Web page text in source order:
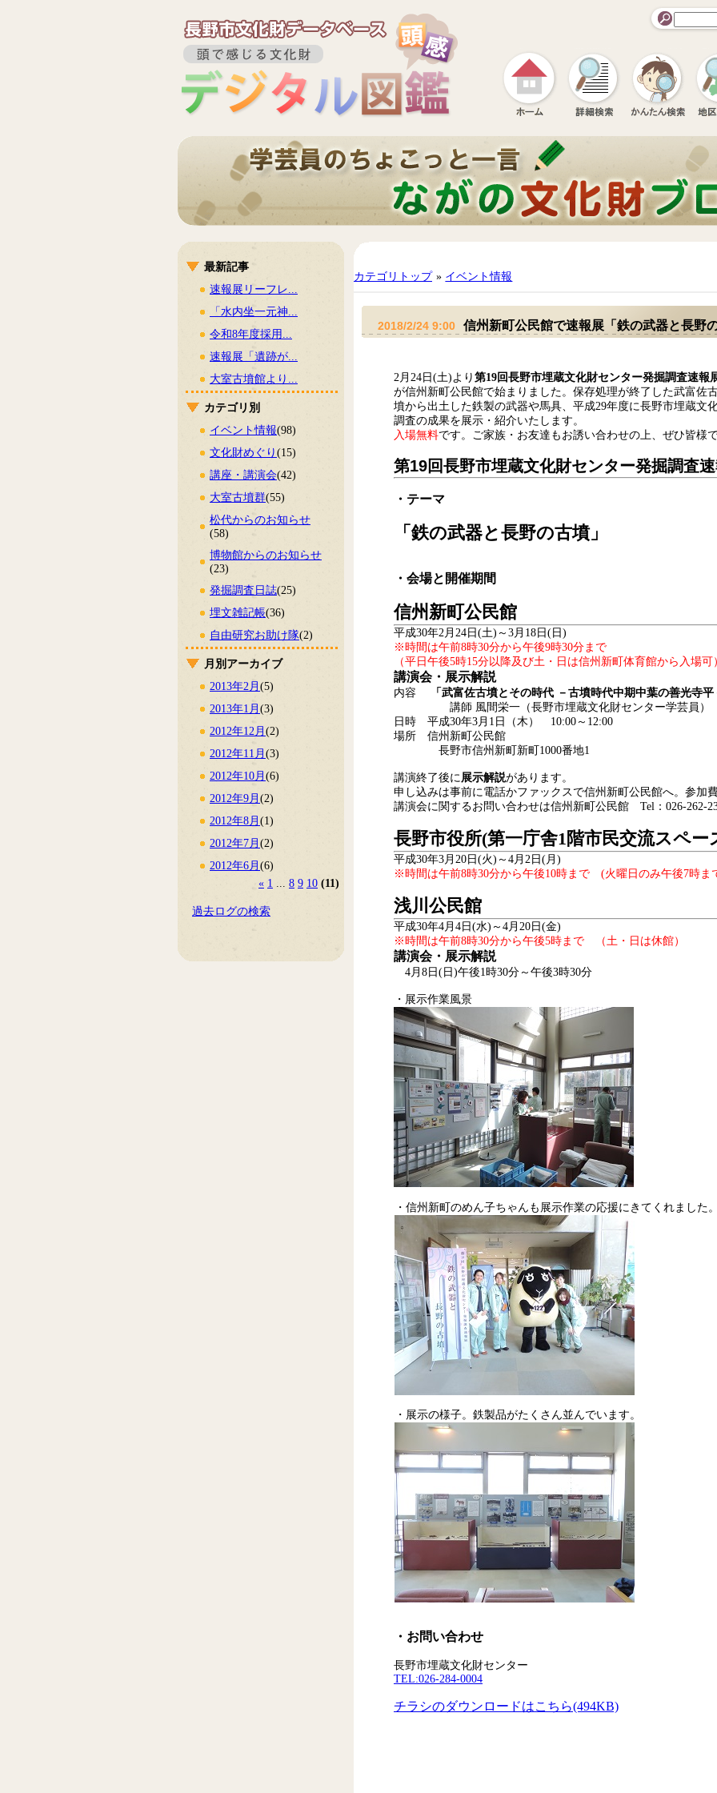
最新記事
速報展リーフレ...
「水内坐一元神...
令和8年度採用...
速報展「遺跡が...
大室古墳館より...
カテゴリ別
イベント情報(98)
文化財めぐり (15)
講座・講演会(42)
大室古墳群(55)
松代からのお知らせ
(58)
博物館からのお知らせ
(23)
発掘調査日誌(25)
埋文雑記帳(36)
自由研究お助け隊(2)
月別アーカイブ
2013年2月 (5)
2013年1月 (3)
2012年12月 (2)
2012年11月 (3)
2012年10月 (6)
2012年9月 (2)
2012年8月 (1)
2012年7月 (2)
2012年6月 (6)
« 1 ... 8 9 10 (11)
過去ログの検索
カテゴリトップ » イベント情報
2018/2/24 9:00 信州新町公民館で速報展「鉄の武器と長野
2月24日(土)より 第19 回長野市埋蔵文化財センター発掘調査速報
が信州新町公民館で始まりました。保存処理が終了した武富佐
墳から出土した鉄製の武器や馬具、平成29年度に長野市埋蔵文
調査の成果を展示・紹介いたします。
入場無料です。ご家族・お友達もお誘い合わせの上、ぜひ皆様
第19回長野市埋蔵文化財センター発掘調査
・テーマ
「鉄の武器と長野の古墳」
・会場と開催期間
信州新町公民館
平成30年2月24日(土)～3月18日(日)
※時間は午前8時30分から午後9時30分まで
（平日午後5時15分以降及び土・日は信州新町体育館から入場可
講演会・展示解説
内容
「武富佐古墳とその時代 －古墳時代中期中葉の善光寺平
講師 風間栄一（長野市埋蔵文化財センター学芸員）
日時 平成30年3月1日（木） 10:00～12:00
場所 信州新町公民館
長野市信州新町新町1000番地1
講演終了後に 展示解説があります。
申し込みは事前に電話かファックスで信州新町公民館へ。参加
講演会に関するお問い合わせは信州新町公民館 Tel：026-
長野市役所(第一庁舎1階市民交流スペー
平成30年3月20日(火)～4月2日(月)
※時間は午前8時30分から午後10時まで (火曜日のみ午後7時ま
浅川公民館
平成30年4月4日(水)～4月20日(金)
※時間は午前8時30分から午後5時まで （土・日は休館）
講演会・展示解説
4月8日(日)午後1時30分～午後3時30分
・展示作業風景
・信州新町のめん子ちゃんも展示作業の応援にきてくれました
・展示の様子。鉄製品がたくさん並んでいます。
・お問い合わせ
長野市埋蔵文化財センター
TEL:026-284-0004
チラシのダウンロードはこちら(494KB)